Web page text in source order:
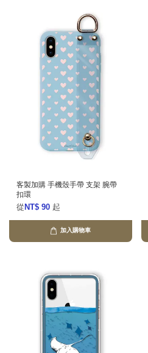
客製加購 手機殼手帶 支架 腕帶
扣環
從 NT$ 90 起
加入購物車